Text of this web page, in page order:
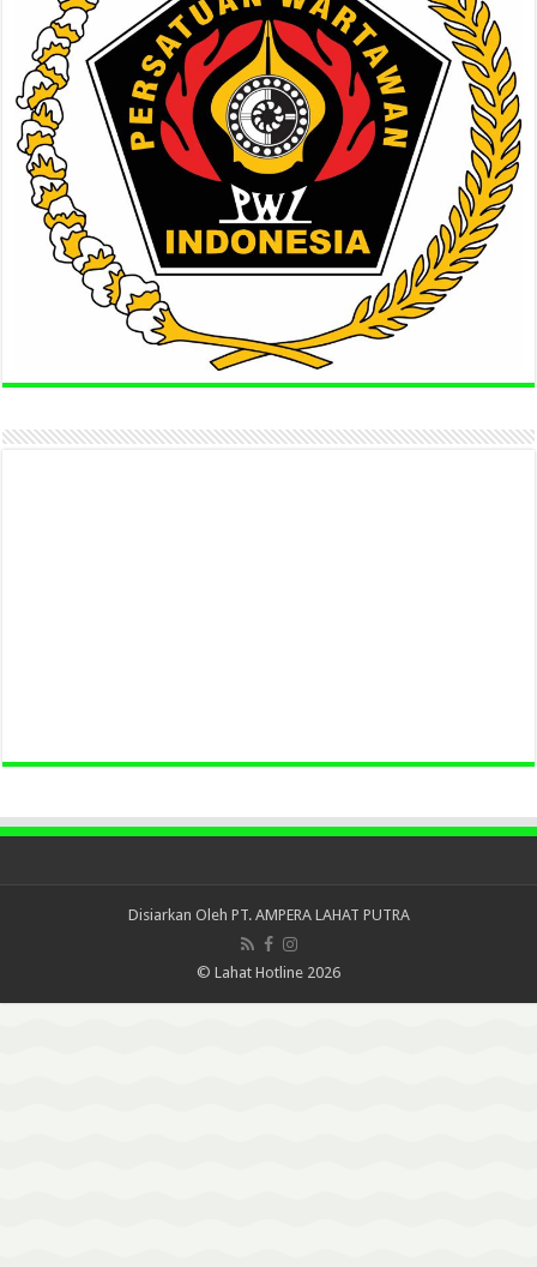
Disiarkan Oleh PT. AMPERA LAHAT PUTRA
© Lahat Hotline 2026